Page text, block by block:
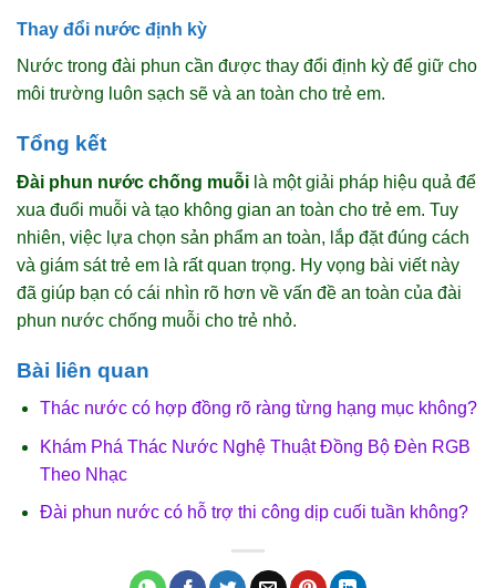
Thay đổi nước định kỳ
Nước trong đài phun cần được thay đổi định kỳ để giữ cho
môi trường luôn sạch sẽ và an toàn cho trẻ em.
Tổng kết
Đài phun nước chống muỗi là một giải pháp hiệu quả để
xua đuổi muỗi và tạo không gian an toàn cho trẻ em. Tuy
nhiên, việc lựa chọn sản phẩm an toàn, lắp đặt đúng cách
và giám sát trẻ em là rất quan trọng. Hy vọng bài viết này
đã giúp bạn có cái nhìn rõ hơn về vấn đề an toàn của đài
phun nước chống muỗi cho trẻ nhỏ.
Bài liên quan
Thác nước có hợp đồng rõ ràng từng hạng mục không?
Khám Phá Thác Nước Nghệ Thuật Đồng Bộ Đèn RGB
Theo Nhạc
Đài phun nước có hỗ trợ thi công dịp cuối tuần không?